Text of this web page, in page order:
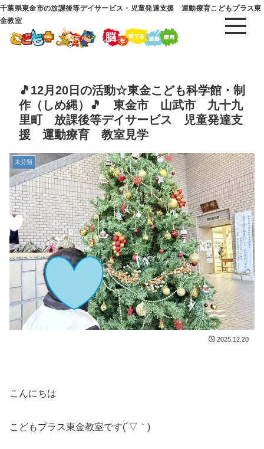
千葉県東金市の放課後等デイサービス・児童発達支援 運動療育こどもプラス東
金教室
🎵12月20日の活動☆東金こども科学館・制
作（しめ縄）🎵 東金市 山武市 九十九
里町 放課後等デイサービス 児童発達支
援 運動療育 教室見学
未分類
2025.12.20
こんにちは
こどもプラス東金教室です(´▽｀)